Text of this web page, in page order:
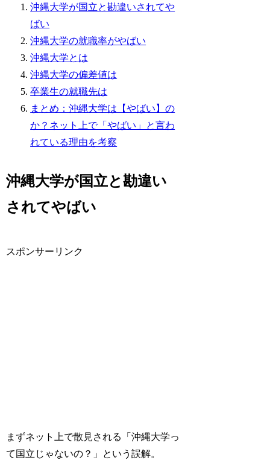
沖縄大学が国立と勘違いされてや
ばい
沖縄大学の就職率がやばい
沖縄大学とは
沖縄大学の偏差値は
卒業生の就職先は
まとめ：沖縄大学は【やばい】の
か？ネット上で「やばい」と言わ
れている理由を考察
沖縄大学が国立と勘違い
されてやばい
スポンサーリンク
まずネット上で散見される「沖縄大学っ
て国立じゃないの？」という誤解。